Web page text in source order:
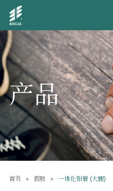
产品
首页 假肢 一体化铝管 (大腿)